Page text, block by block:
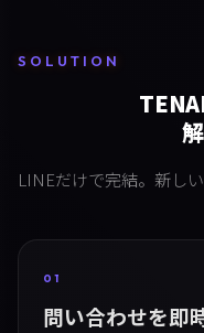
SOLUTION
LINEだけで完結。新し
01
問い合わせを即